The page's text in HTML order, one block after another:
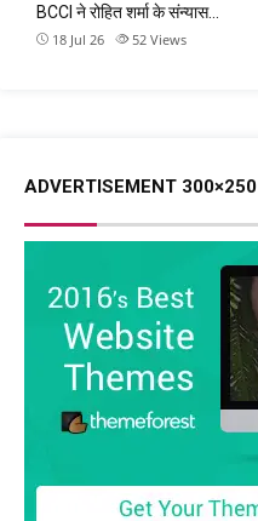
BCCI ने रोहित शर्मा के संन्यास…
18 Jul 26 52 Views
ADVERTISEMENT 300×250